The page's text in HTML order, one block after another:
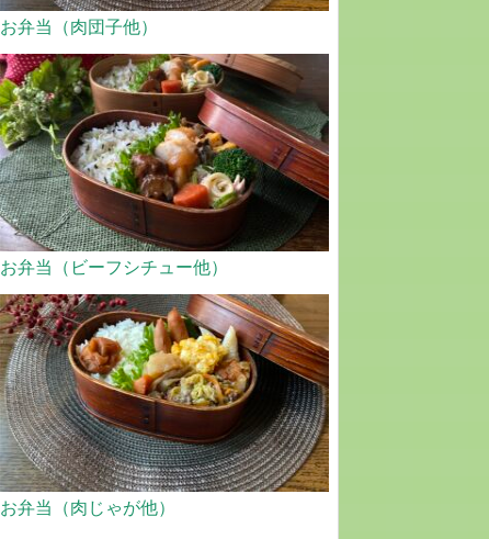
お弁当（肉団子他）
お弁当（ビーフシチュー他）
お弁当（肉じゃが他）